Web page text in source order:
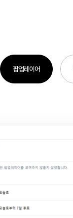
팝업레이어